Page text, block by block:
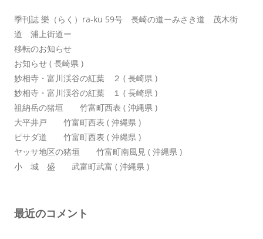
季刊誌 樂（らく）ra-ku 59号 長崎の道ーみさき道 茂木街
道 浦上街道ー
移転のお知らせ
お知らせ ( 長崎県 )
妙相寺・富川渓谷の紅葉 ２ ( 長崎県 )
妙相寺・富川渓谷の紅葉 １ ( 長崎県 )
祖納岳の猪垣 竹富町西表 ( 沖縄県 )
大平井戸 竹富町西表 ( 沖縄県 )
ピサダ道 竹富町西表 ( 沖縄県 )
ヤッサ地区の猪垣 竹富町南風見 ( 沖縄県 )
小 城 盛 武富町武富 ( 沖縄県 )
最近のコメント